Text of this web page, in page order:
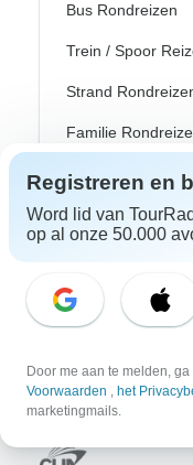
Bus Rondreizen
Trein / Spoor
Strand
Familie
Privé Rondreizen
Excellent
10.000+ reviews op
Geassocieerd met
Registreren en
Word lid van
op al onze 50.000
Door me aan te melden,
Voorwaarden , het
marketingmails.